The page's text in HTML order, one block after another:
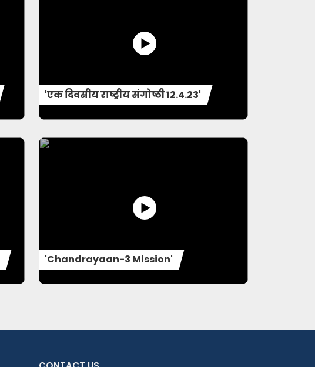
'एक दिवसीय राष्ट्रीय संगोष्ठी 12.4.23'
'Chandrayaan-3 Mission'